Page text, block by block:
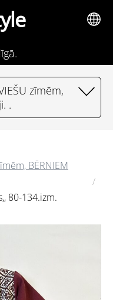
zīmēm,
.
BĒRNIEM
80-134.izm.